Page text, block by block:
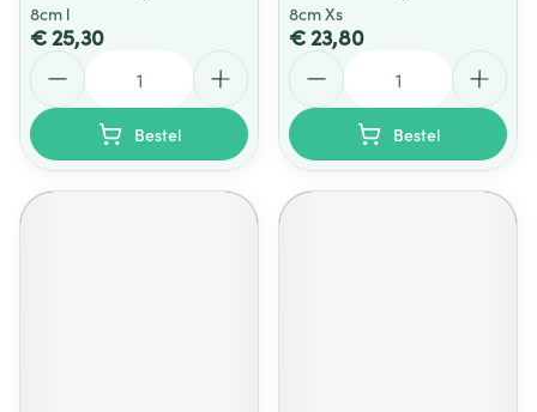
8cm l
€ 25,30
Bestel
8cm Xs
€ 23,80
Bestel